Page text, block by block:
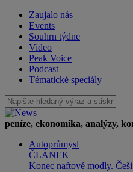
Zaujalo nás
Events
Souhrn týdne
Video
Peak Voice
Podcast
Tématické speciály
peníze, ekonomika, analýzy,
Autoprůmysl
ČLÁNEK
Konec naftové modly.